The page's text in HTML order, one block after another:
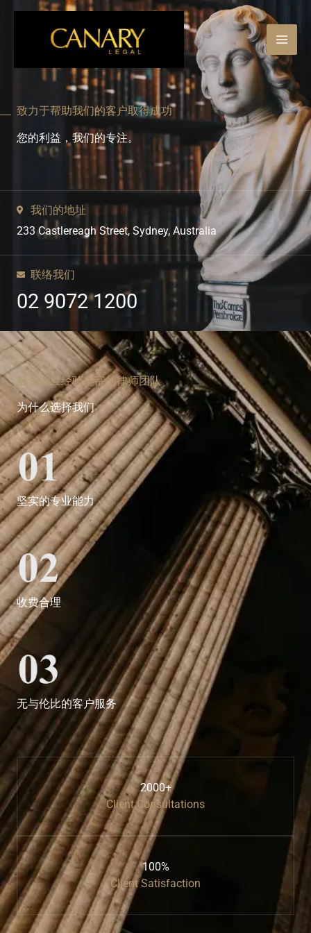
致力于帮助我们的客户取得成功
您的利益，我们的专注。
我们的地址
233 Castlereagh Street, Sydney, Australia
联络我们
02 9072 1200
最专业且经验丰富的律师团队
为什么选择我们
坚实的专业能力
收费合理
无与伦比的客户服务
2000+
Client Consultations
100%
Client Satisfaction